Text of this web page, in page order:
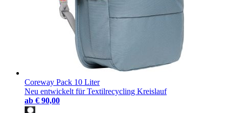
Coreway Pack 10 Liter
Neu entwickelt für Textilrecycling Kreislauf
ab € 90,00